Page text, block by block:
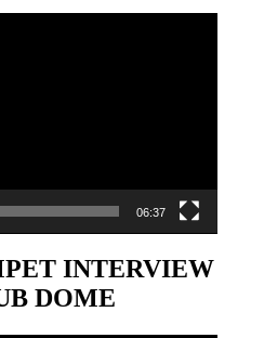
06:37
INTERVIEW
DOME